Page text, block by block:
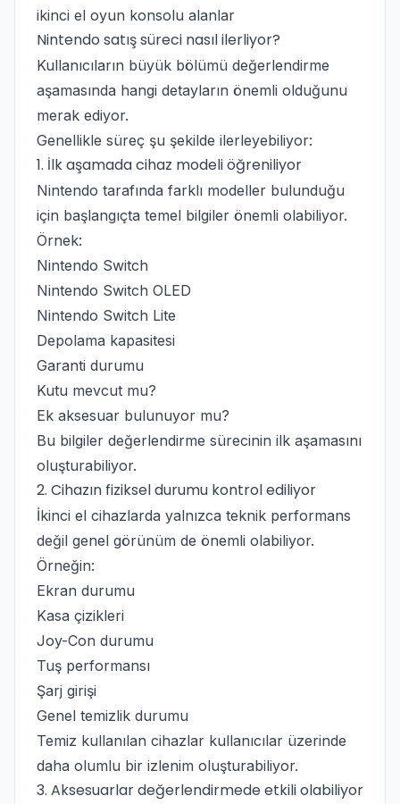
ikinci el oyun konsolu alanlar
Nintendo satış süreci nasıl ilerliyor?
Kullanıcıların büyük bölümü değerlendirme
aşamasında hangi detayların önemli olduğunu
merak ediyor.
Genellikle süreç şu şekilde ilerleyebiliyor:
1. İlk aşamada cihaz modeli öğreniliyor
Nintendo tarafında farklı modeller bulunduğu
için başlangıçta temel bilgiler önemli olabiliyor.
Örnek:
Nintendo Switch
Nintendo Switch OLED
Nintendo Switch Lite
Depolama kapasitesi
Garanti durumu
Kutu mevcut mu?
Ek aksesuar bulunuyor mu?
Bu bilgiler değerlendirme sürecinin ilk aşamasını
oluşturabiliyor.
2. Cihazın fiziksel durumu kontrol ediliyor
İkinci el cihazlarda yalnızca teknik performans
değil genel görünüm de önemli olabiliyor.
Örneğin:
Ekran durumu
Kasa çizikleri
Joy-Con durumu
Tuş performansı
Şarj girişi
Genel temizlik durumu
Temiz kullanılan cihazlar kullanıcılar üzerinde
daha olumlu bir izlenim oluşturabiliyor.
3. Aksesuarlar değerlendirmede etkili olabiliyor